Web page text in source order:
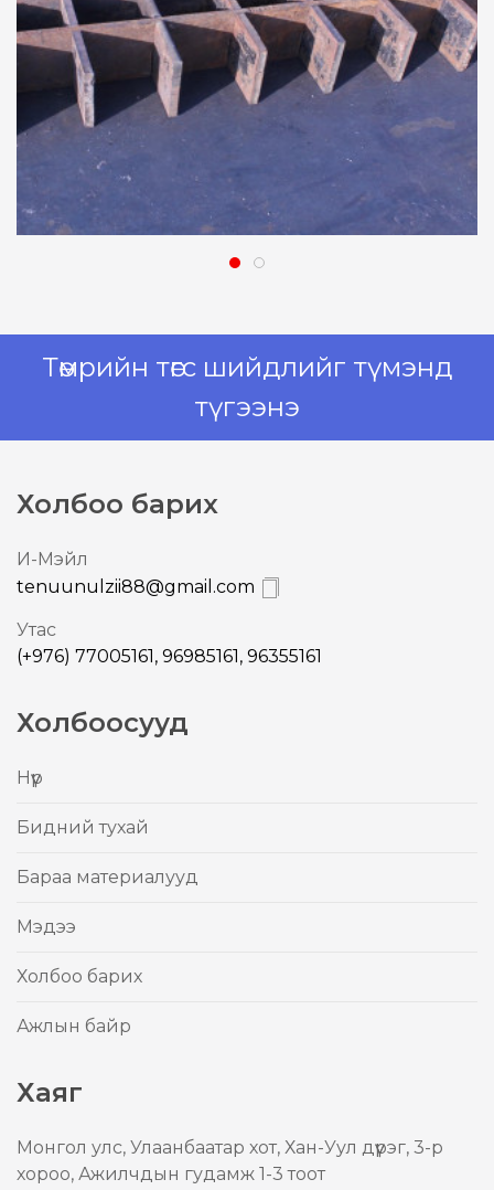
Төмрийн төгс шийдлийг түмэнд
түгээнэ
Холбоо барих
И-Mэйл
tenuunulzii88@gmail.com
Утас
(+976) 77005161, 96985161, 96355161
Холбоосууд
Нүүр
Бидний тухай
Бараа материалууд
Mэдээ
Холбоо барих
Ажлын байр
Хаяг
Mонгол улс, Улаанбаатар хот, Хан-Уул дүүрэг, 3-р
хороо, Ажилчдын гудамж 1-3 тоот